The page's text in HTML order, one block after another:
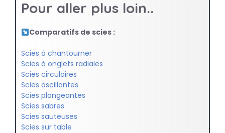
Pour aller plus loin..
Comparatifs de scies :
Scies à chantourner
Scies à onglets radiales
Scies circulaires
Scies oscillantes
Scies plongeantes
Scies sabres
Scies sauteuses
Scies sur table